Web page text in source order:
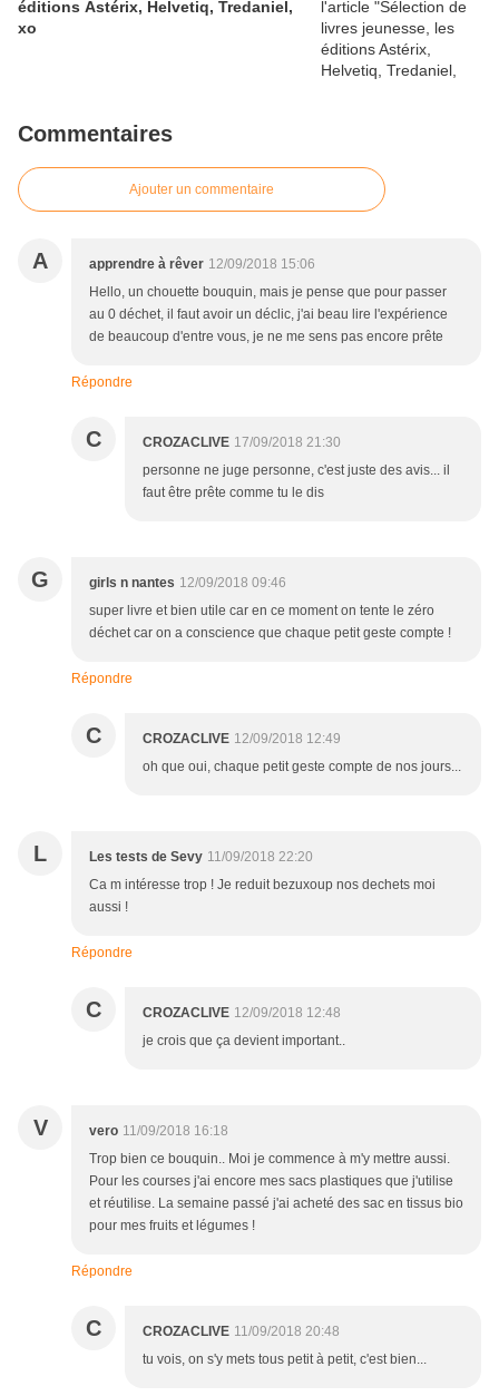
éditions Astérix, Helvetiq, Tredaniel,
xo
Commentaires
Ajouter un commentaire
A apprendre à rêver 12/09/2018 15:06
Hello, un chouette bouquin, mais je pense que pour passer
au 0 déchet, il faut avoir un déclic, j'ai beau lire l'expérience
de beaucoup d'entre vous, je ne me sens pas encore prête
Répondre
C CROZACLIVE 17/09/2018 21:30
personne ne juge personne, c'est juste des avis... il
faut être prête comme tu le dis
G girls n nantes 12/09/2018 09:46
super livre et bien utile car en ce moment on tente le zéro
déchet car on a conscience que chaque petit geste compte !
Répondre
C CROZACLIVE 12/09/2018 12:49
oh que oui, chaque petit geste compte de nos jours...
L Les tests de Sevy 11/09/2018 22:20
Ca m intéresse trop ! Je reduit bezuxoup nos dechets moi
aussi !
Répondre
C CROZACLIVE 12/09/2018 12:48
je crois que ça devient important..
V vero 11/09/2018 16:18
Trop bien ce bouquin.. Moi je commence à m'y mettre aussi.
Pour les courses j'ai encore mes sacs plastiques que j'utilise
et réutilise. La semaine passé j'ai acheté des sac en tissus bio
pour mes fruits et légumes !
Répondre
C CROZACLIVE 11/09/2018 20:48
tu vois, on s'y mets tous petit à petit, c'est bien...